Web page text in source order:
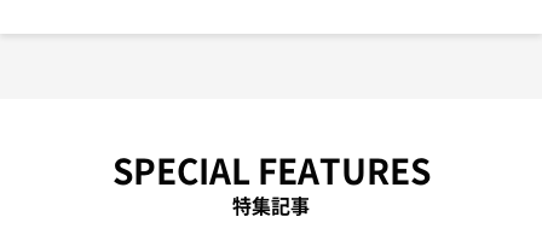
SPECIAL FEATURES
特集記事